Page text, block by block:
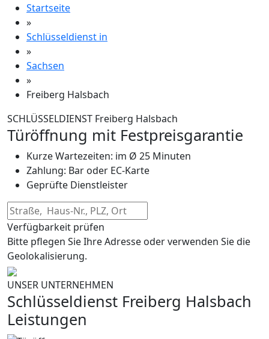
Startseite
»
Schlüsseldienst in
»
Sachsen
»
Freiberg Halsbach
SCHLÜSSELDIENST Freiberg Halsbach
Türöffnung mit Festpreisgarantie
Kurze Wartezeiten: im Ø 25 Minuten
Zahlung: Bar oder EC-Karte
Geprüfte Dienstleister
Verfügbarkeit prüfen
Bitte pflegen Sie Ihre Adresse oder verwenden Sie die
Geolokalisierung.
UNSER UNTERNEHMEN
Schlüsseldienst Freiberg Halsbach
Leistungen